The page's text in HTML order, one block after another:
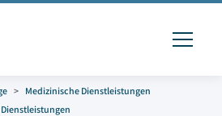
Medizinische Dienstleistungen